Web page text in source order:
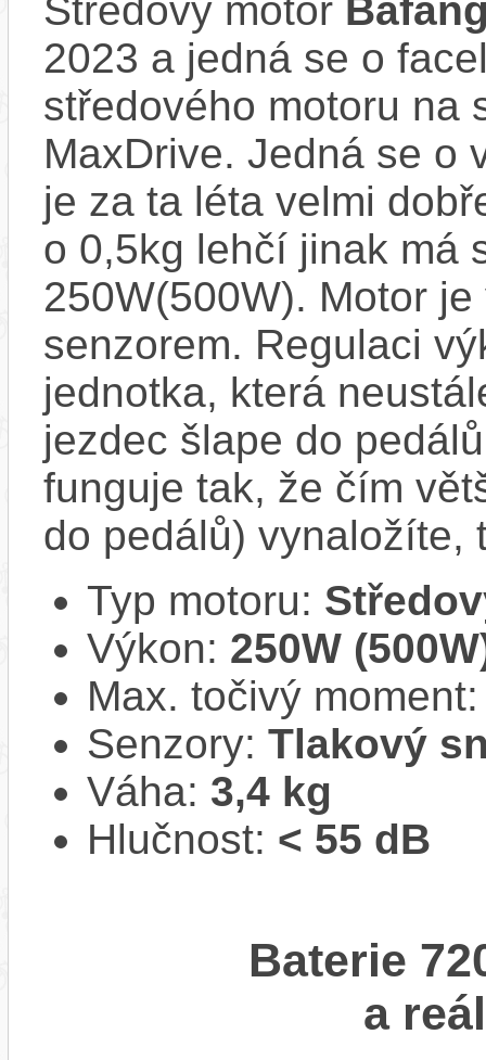
Středový motor
2023 a jedná se o
středového motoru na
MaxDrive. Jedná se o
je za ta léta velmi
o 0,5kg lehčí jinak má
250W(500W). Motor
senzorem. Regulaci
jednotka, která
jezdec šlape do
funguje tak, že čím
do pedálů) vynaložíte,
Typ motoru:
Výkon: 250W
Max. točivý
Senzory: Tlakový
Váha: 3,4 kg
Hlučnost: < 55 dB
Baterie
a